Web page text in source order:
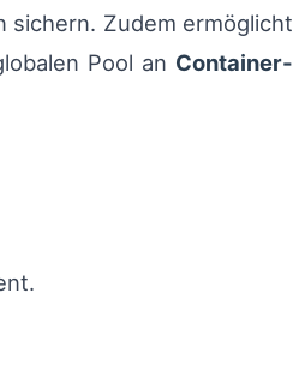
sichern. Zudem ermöglicht
Pool an Container-